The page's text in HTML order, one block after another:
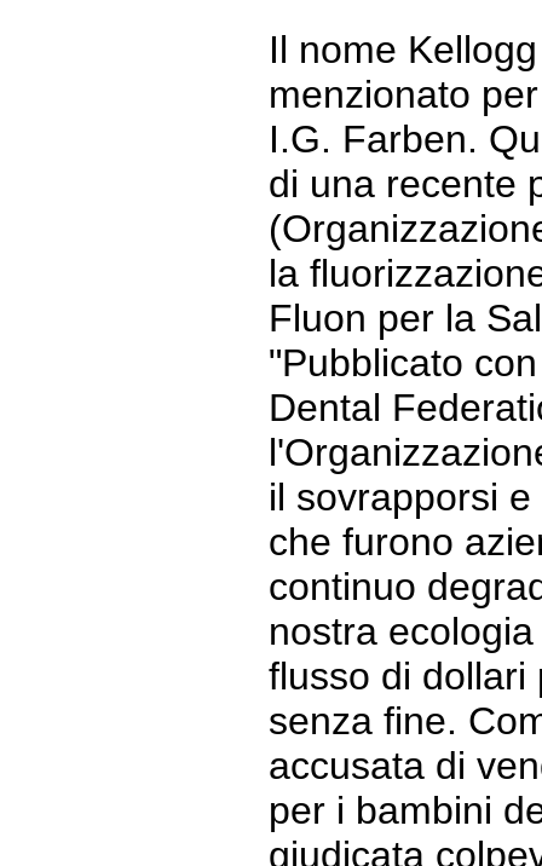
Il nome
menzionato
I.G. Farben.
di una recente
la
Fluon per la
"Pubblicato
Dental
il sovrapporsi
che furono
continuo
nostra
flusso di dollari
senza fine.
accusata di
per i bambini
giudicata